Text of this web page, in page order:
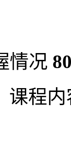
情况
课程